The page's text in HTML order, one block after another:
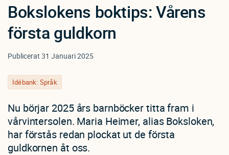
Bokslokens boktips: Vårens
första guldkorn
Publicerat 31 Januari 2025
Idébank: Språk
Nu börjar 2025 års barnböcker titta fram i
vårvintersolen. Maria Heimer, alias Boksloken,
har förstås redan plockat ut de första
guldkornen åt oss.